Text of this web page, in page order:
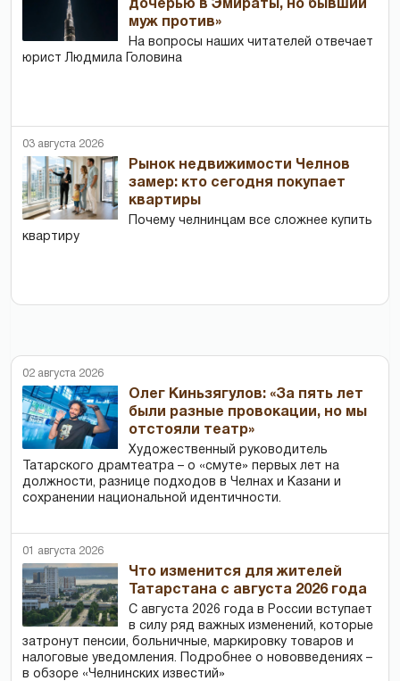
дочерью в Эмираты, но бывший
муж против»
На вопросы наших читателей отвечает
юрист Людмила Головина
03 августа 2026
Рынок недвижимости Челнов
замер: кто сегодня покупает
квартиры
Почему челнинцам все сложнее купить
квартиру
02 августа 2026
Олег Киньзягулов: «За пять лет
были разные провокации, но мы
отстояли театр»
Художественный руководитель
Татарского драмтеатра – о «смуте» первых лет на
должности, разнице подходов в Челнах и Казани и
сохранении национальной идентичности.
01 августа 2026
Что изменится для жителей
Татарстана с августа 2026 года
С августа 2026 года в России вступает
в силу ряд важных изменений, которые
затронут пенсии, больничные, маркировку товаров и
налоговые уведомления. Подробнее о нововведениях –
в обзоре «Челнинских известий»